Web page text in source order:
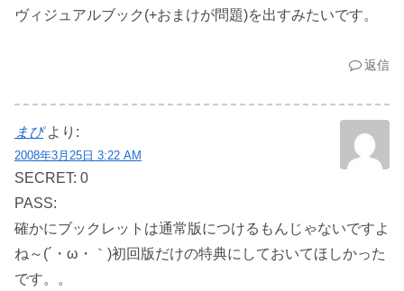
ヴィジュアルブック(+おまけが問題)を出すみたいです。
返信
まぴ より:
2008年3月25日 3:22 AM
SECRET: 0
PASS:
確かにブックレットは通常版につけるもんじゃないですよ
ね～(´・ω・｀)初回版だけの特典にしておいてほしかった
です。。